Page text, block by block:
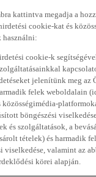
kattintva megadja a
cookie-kat és
használni:
cookie-k
jelenítünk meg az
felek weboldalain
közösségimédia-
böngészési
és szolgáltatások, a
tételek) és harmadik
viselkedése, valamint az
körei alapján.